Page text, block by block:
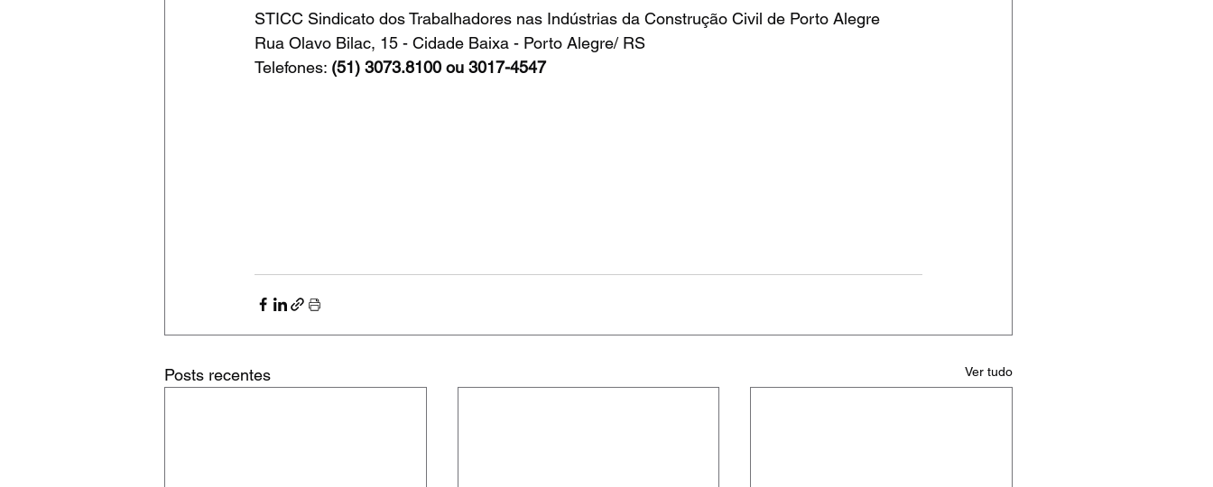
STICC Sindicato dos Trabalhadores nas Indústrias da Construção Civil de Porto Alegre
Rua Olavo Bilac, 15 - Cidade Baixa - Porto Alegre/ RS
Telefones: (51) 3073.8100 ou 3017-4547
Posts recentes Ver tudo